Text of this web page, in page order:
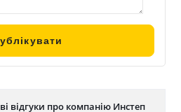
відгуки про компанію Инстеп